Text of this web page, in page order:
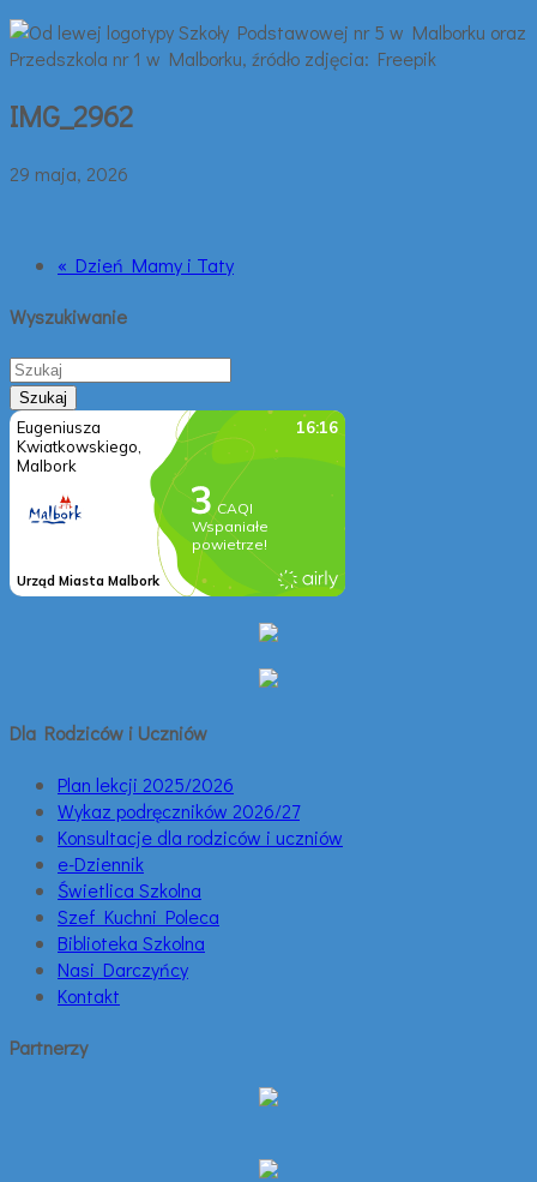
IMG_2962
29 maja, 2026
« Dzień Mamy i Taty
Wyszukiwanie
Dla Rodziców i Uczniów
Plan lekcji 2025/2026
Wykaz podręczników 2026/27
Konsultacje dla rodziców i uczniów
e-Dziennik
Świetlica Szkolna
Szef Kuchni Poleca
Biblioteka Szkolna
Nasi Darczyńcy
Kontakt
Partnerzy